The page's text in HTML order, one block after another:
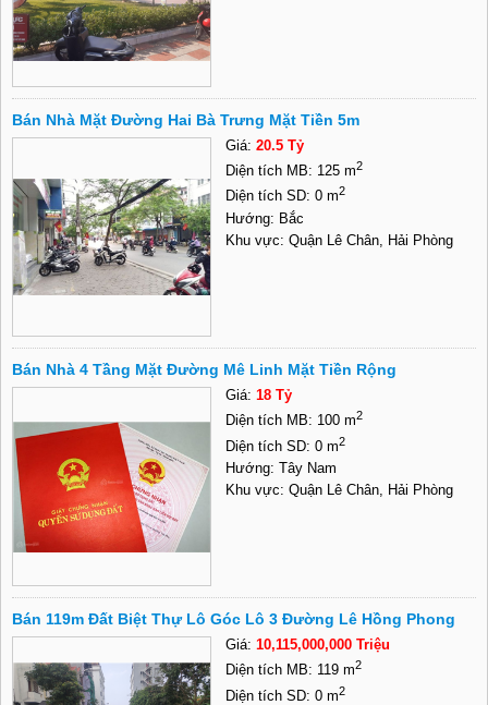
Bán Nhà Mặt Đường Hai Bà Trưng Mặt Tiền 5m
Giá: 20.5 Tỷ
Diện tích MB: 125 m2
Diện tích SD: 0 m2
Hướng: Bắc
Khu vực: Quận Lê Chân, Hải Phòng
Bán Nhà 4 Tầng Mặt Đường Mê Linh Mặt Tiền Rộng
Giá: 18 Tỷ
Diện tích MB: 100 m2
Diện tích SD: 0 m2
Hướng: Tây Nam
Khu vực: Quận Lê Chân, Hải Phòng
Bán 119m Đất Biệt Thự Lô Góc Lô 3 Đường Lê Hồng Phong
Giá: 10,115,000,000 Triệu
Diện tích MB: 119 m2
Diện tích SD: 0 m2